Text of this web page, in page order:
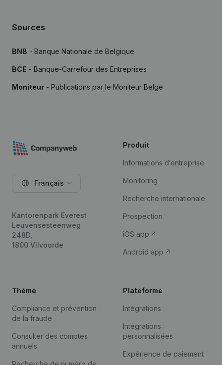
Sources
BNB - Banque Nationale de Belgique
BCE - Banque-Carrefour des Entreprises
Moniteur - Publications par le Moniteur Belge
Français
Kantorenpark Everest
Leuvensesteenweg
248D,
1800 Vilvoorde
Produit
Informations d’entreprise
Monitoring
Recherche internationale
Prospection
iOS app
Android app
Thème
Compliance et prévention
de la fraude
Consulter des comptes
annuels
Plateforme
Intégrations
Intégrations
personnalisées
Expérience de paiement